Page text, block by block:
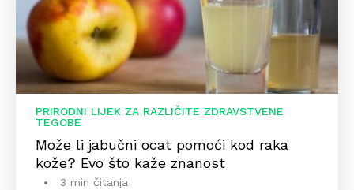
PRIRODNI LIJEK ZA RAZLIČITE ZDRAVSTVENE
TEGOBE
Može li jabučni ocat pomoći kod raka
kože? Evo što kaže znanost
3 min čitanja